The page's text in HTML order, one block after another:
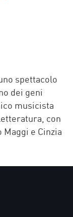
spettacolo
dei geni
musicista
con
e Cinzia